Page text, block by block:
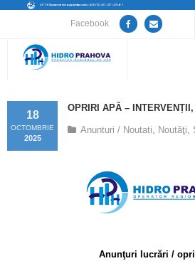
Facebook
Despre noi
Guvernanță Corporativă
OPRIRI APĂ – INTERVENȚII,
18
OCTOMBRIE
2025
Anunturi / Noutati, Noutăţi,
Anunţuri lucrări /